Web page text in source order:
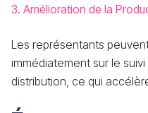
3. Amélioration de la
Les représentants
immédiatement sur le
distribution, ce qui